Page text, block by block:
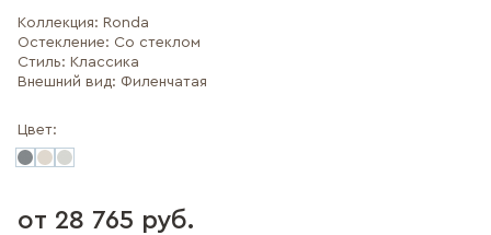
Коллекция: Ronda
Остекление: Со стеклом
Стиль: Классика
Внешний вид: Филенчатая
Цвет:
от 28 765 руб.